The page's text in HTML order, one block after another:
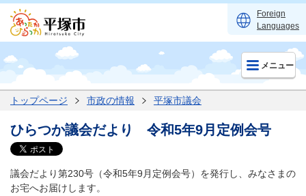
Foreign
Languages
メニュー
トップページ 市政の情報 平塚市議会
ひらつか議会だより 令和5年9月定例会号
議会だより第230号（令和5年9月定例会号）を発行し、みなさまの
お宅へお届けします。